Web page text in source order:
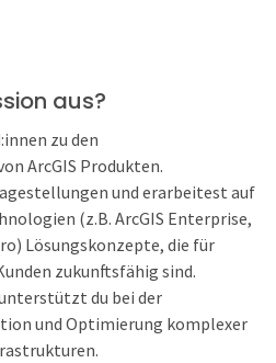
aus?
zu den
ArcGIS Produkten.
und erarbeitest auf
(z.B. ArcGIS Enterprise,
Lösungskonzepte, die für
zukunftsfähig sind.
du bei der
und Optimierung komplexer